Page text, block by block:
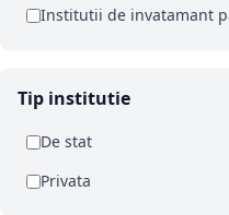
Institutii de invatamant
Tip institutie
De stat
Privata